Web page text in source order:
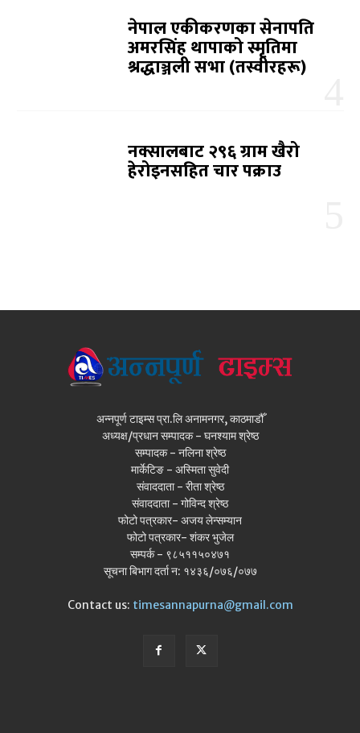
नेपाल एकीकरणका सेनापति
अमरसिंह थापाको स्मृतिमा
श्रद्धाञ्जली सभा (तस्वीरहरू)
नक्सालबाट २९६ ग्राम खैरो
हेरोइनसहित चार पक्राउ
अन्नपूर्ण टाइम्स प्रा.लि अनामनगर, काठमाडौँ
अध्यक्ष/प्रधान सम्पादक - घनश्याम श्रेष्ठ
सम्पादक - नलिना श्रेष्ठ
मार्केटिङ - अस्मिता सुवेदी
संवाददाता - रीता श्रेष्ठ
संवाददाता - गोविन्द श्रेष्ठ
फोटो पत्रकार- अजय लेन्सम्यान
फोटो पत्रकार- शंकर भुजेल
सम्पर्क - ९८५११५०४७१
सूचना बिभाग दर्ता न: १४३६/०७६/०७७
Contact us: timesannapurna@gmail.com